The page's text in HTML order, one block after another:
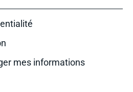
mes informations